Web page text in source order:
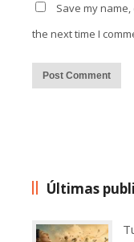
Save my
the next time I
Últimas